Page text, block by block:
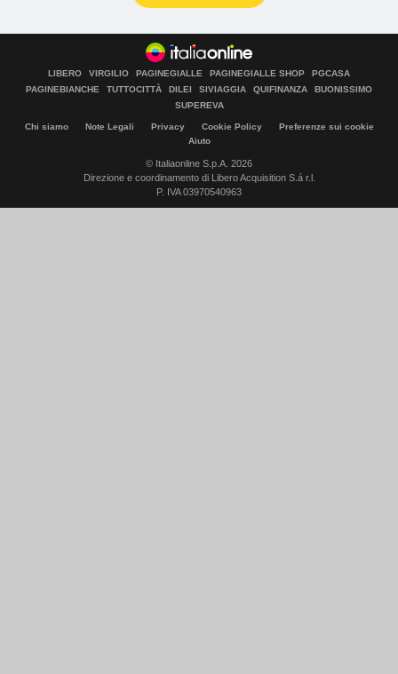
LIBERO VIRGILIO PAGINEGIALLE PAGINEGIALLE SHOP
PGCASA
PAGINEBIANCHE
TUTTOCITTÀ DILEI SIVIAGGIA QUIFINANZA
BUONISSIMO
SUPEREVA
Chi siamo Note Legali Privacy Cookie Policy
Preferenze sui cookie
Aiuto
© Italiaonline S.p.A. 2026
Direzione e coordinamento di Libero Acquisition S.á r.l.
P. IVA 03970540963